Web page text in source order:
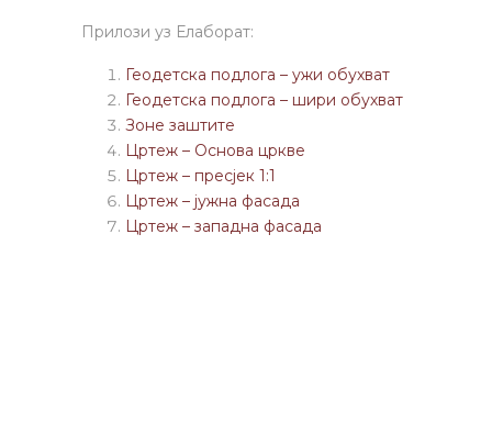
Прилози уз Елаборат:
Геодетска подлога – ужи обухват
Геодетска подлога – шири обухват
Зоне заштите
Цртеж – Основа цркве
Цртеж – пресјек 1:1
Цртеж – јужна фасада
Цртеж – западна фасада